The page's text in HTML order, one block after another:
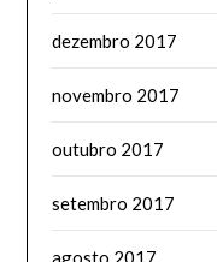
dezembro 2017
novembro 2017
outubro 2017
setembro 2017